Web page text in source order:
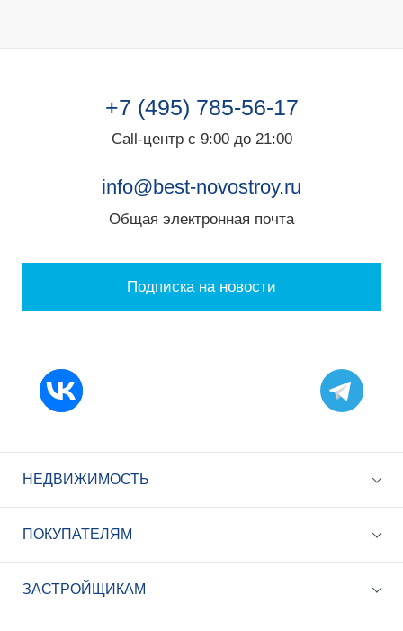
+7 (495) 785-56-17
+7 (495) 785-56-17
Call-центр с 9:00 до 21:00
info@best-novostroy.ru
Общая электронная почта
Подписка на новости
НЕДВИЖИМОСТЬ
ПОКУПАТЕЛЯМ
ЗАСТРОЙЩИКАМ